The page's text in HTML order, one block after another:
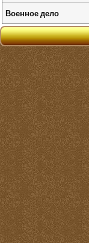
Военное дело